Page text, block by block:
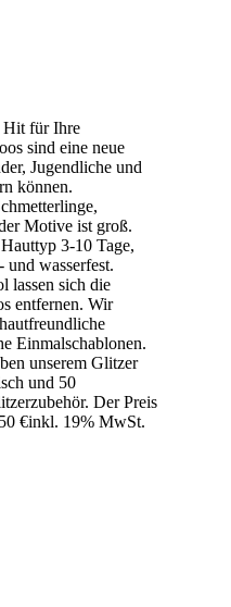
Hit für Ihre
sind eine neue
Jugendliche und
können.
Motive ist groß.
3-10 Tage,
wasserfest.
lassen sich die
entfernen. Wir
Einmalschablonen.
unserem Glitzer
und 50
Der Preis
€inkl. 19% MwSt.